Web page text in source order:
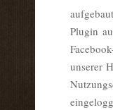
Plugin
unserer